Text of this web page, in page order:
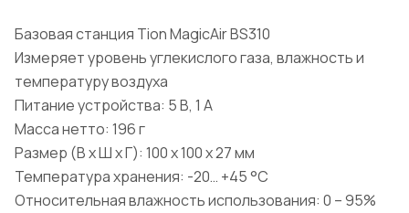
Базовая станция Tion MagicAir BS310
Измеряет уровень углекислого газа, влажность и
температуру воздуха
Питание устройства: 5 В, 1 А
Масса нетто: 196 г
Размер (В х Ш х Г): 100 х 100 х 27 мм
Температура хранения: -20… +45 °С
Относительная влажность использования: 0 – 95%